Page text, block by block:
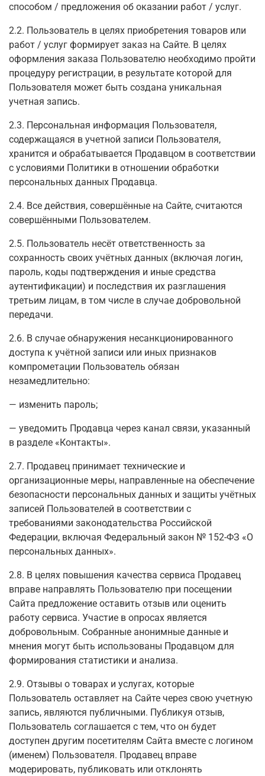
способом / предложения об оказании работ / услуг.
2.2. Пользователь в целях приобретения товаров или
работ / услуг формирует заказ на Сайте. В целях
оформления заказа Пользователю необходимо пройти
процедуру регистрации, в результате которой для
Пользователя может быть создана уникальная
учетная запись.
2.3. Персональная информация Пользователя,
содержащаяся в учетной записи Пользователя,
хранится и обрабатывается Продавцом в соответствии
с условиями Политики в отношении обработки
персональных данных Продавца.
2.4. Все действия, совершённые на Сайте, считаются
совершёнными Пользователем.
2.5. Пользователь несёт ответственность за
сохранность своих учётных данных (включая логин,
пароль, коды подтверждения и иные средства
аутентификации) и последствия их разглашения
третьим лицам, в том числе в случае добровольной
передачи.
2.6. В случае обнаружения несанкционированного
доступа к учётной записи или иных признаков
компрометации Пользователь обязан
незамедлительно:
— изменить пароль;
— уведомить Продавца через канал связи, указанный
в разделе «Контакты».
2.7. Продавец принимает технические и
организационные меры, направленные на обеспечение
безопасности персональных данных и защиты учётных
записей Пользователей в соответствии с
требованиями законодательства Российской
Федерации, включая Федеральный закон № 152-ФЗ «О
персональных данных».
2.8. В целях повышения качества сервиса Продавец
вправе направлять Пользователю при посещении
Сайта предложение оставить отзыв или оценить
работу сервиса. Участие в опросах является
добровольным. Собранные анонимные данные и
мнения могут быть использованы Продавцом для
формирования статистики и анализа.
2.9. Отзывы о товарах и услугах, которые
Пользователь оставляет на Сайте через свою учетную
запись, являются публичными. Публикуя отзыв,
Пользователь соглашается с тем, что он будет
доступен другим посетителям Сайта вместе с логином
(именем) Пользователя. Продавец вправе
модерировать, публиковать или отклонять